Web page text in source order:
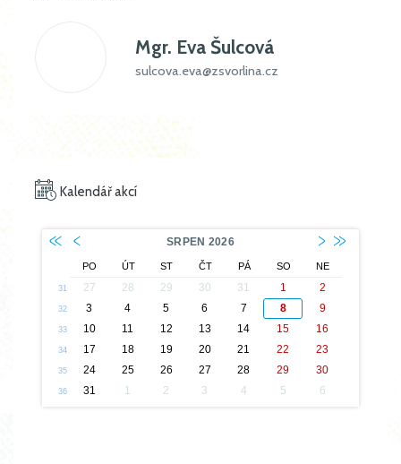
Mgr. Eva Šulcová
sulcova.eva@zsvorlina.cz
Kalendář akcí